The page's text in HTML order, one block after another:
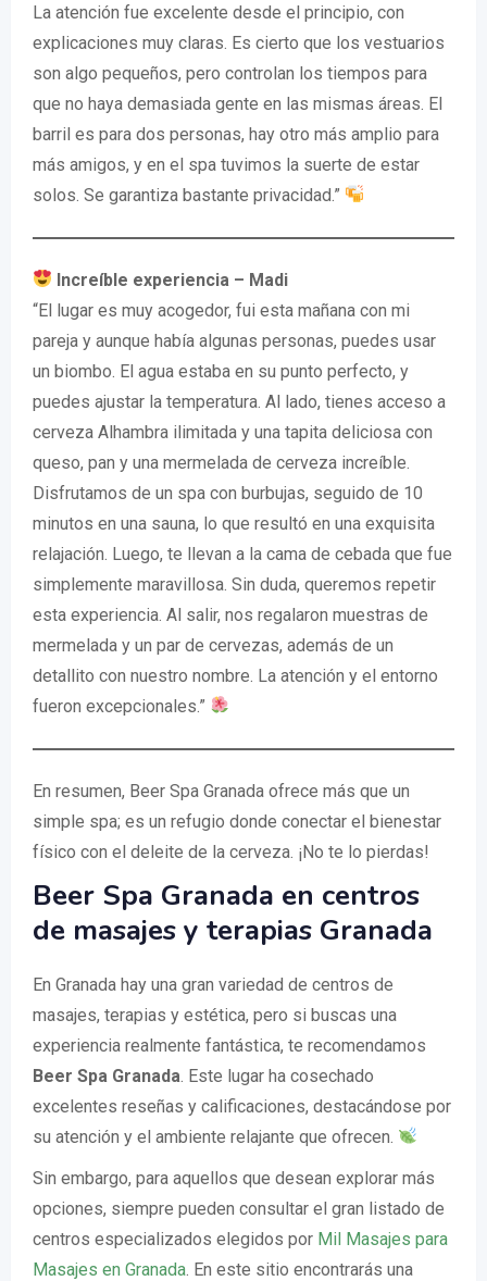
La atención fue excelente desde el principio, con
explicaciones muy claras. Es cierto que los vestuarios
son algo pequeños, pero controlan los tiempos para
que no haya demasiada gente en las mismas áreas. El
barril es para dos personas, hay otro más amplio para
más amigos, y en el spa tuvimos la suerte de estar
solos. Se garantiza bastante privacidad.”
Increíble experiencia – Madi
“El lugar es muy acogedor, fui esta mañana con mi
pareja y aunque había algunas personas, puedes usar
un biombo. El agua estaba en su punto perfecto, y
puedes ajustar la temperatura. Al lado, tienes acceso a
cerveza Alhambra ilimitada y una tapita deliciosa con
queso, pan y una mermelada de cerveza increíble.
Disfrutamos de un spa con burbujas, seguido de 10
minutos en una sauna, lo que resultó en una exquisita
relajación. Luego, te llevan a la cama de cebada que fue
simplemente maravillosa. Sin duda, queremos repetir
esta experiencia. Al salir, nos regalaron muestras de
mermelada y un par de cervezas, además de un
detallito con nuestro nombre. La atención y el entorno
fueron excepcionales.”
En resumen, Beer Spa Granada ofrece más que un
simple spa; es un refugio donde conectar el bienestar
físico con el deleite de la cerveza. ¡No te lo pierdas!
Beer Spa Granada en centros
de masajes y terapias Granada
En Granada hay una gran variedad de centros de
masajes, terapias y estética, pero si buscas una
experiencia realmente fantástica, te recomendamos
Beer Spa Granada. Este lugar ha cosechado
excelentes reseñas y calificaciones, destacándose por
su atención y el ambiente relajante que ofrecen.
Sin embargo, para aquellos que desean explorar más
opciones, siempre pueden consultar el gran listado de
centros especializados elegidos por Mil Masajes para
Masajes en Granada. En este sitio encontrarás una